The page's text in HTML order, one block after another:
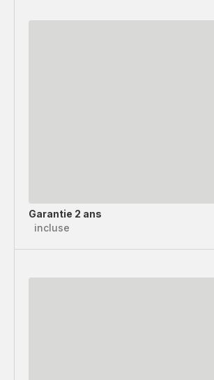
Garantie 2 ans
incluse